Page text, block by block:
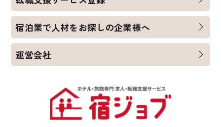
宿泊業で人材をお探しの企業様へ
運営会社